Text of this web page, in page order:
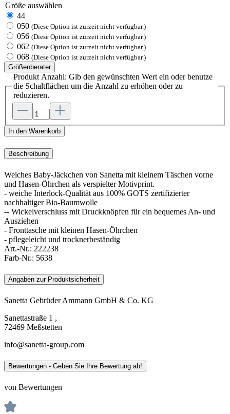
Größe auswählen
44
050 (Diese Option ist zurzeit nicht verfügbar.)
056 (Diese Option ist zurzeit nicht verfügbar.)
062 (Diese Option ist zurzeit nicht verfügbar.)
068 (Diese Option ist zurzeit nicht verfügbar.)
Größenberater
Produkt Anzahl: Gib den gewünschten Wert ein oder benutze
die Schaltflächen um die Anzahl zu erhöhen oder zu
reduzieren.
In den Warenkorb
Beschreibung
Weiches Baby-Jäckchen von Sanetta mit kleinem Täschen vorne
und Hasen-Öhrchen als verspielter Motivprint.
- weiche Interlock-Qualität aus 100% GOTS zertifizierter
nachhaltiger Bio-Baumwolle
-- Wickelverschluss mit Druckknöpfen für ein bequemes An- und
Ausziehen
- Fronttasche mit kleinen Hasen-Öhrchen
- pflegeleicht und trocknerbeständig
Art.-Nr.: 222238
Farb-Nr.: 5638
Angaben zur Produktsicherheit
Sanetta Gebrüder Ammann GmbH & Co. KG
Sanettastraße 1 ,
72469 Meßstetten
info@sanetta-group.com
Bewertungen - Geben Sie Ihre Bewertung ab!
von Bewertungen